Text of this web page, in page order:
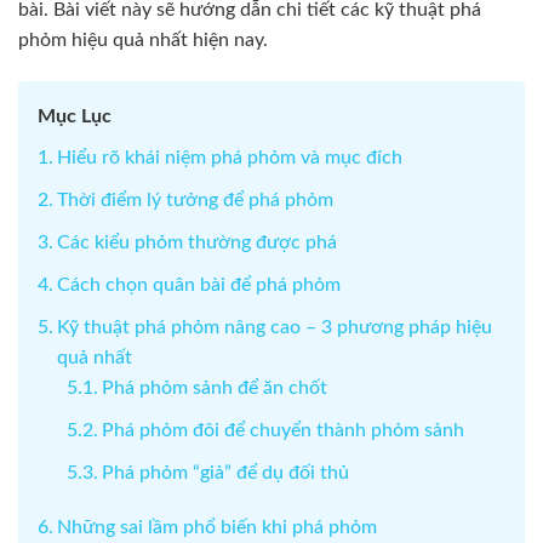
bài. Bài viết này sẽ hướng dẫn chi tiết các kỹ thuật phá
phỏm hiệu quả nhất hiện nay.
Mục Lục
Hiểu rõ khái niệm phá phỏm và mục đích
Thời điểm lý tưởng để phá phỏm
Các kiểu phỏm thường được phá
Cách chọn quân bài để phá phỏm
Kỹ thuật phá phỏm nâng cao – 3 phương pháp hiệu
quả nhất
Phá phỏm sảnh để ăn chốt
Phá phỏm đôi để chuyển thành phỏm sảnh
Phá phỏm “giả” để dụ đối thủ
Những sai lầm phổ biến khi phá phỏm